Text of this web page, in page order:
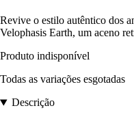
Revive o estilo autêntico dos
Velophasis Earth, um aceno
Produto indisponível
Todas as variações esgotadas
Descrição